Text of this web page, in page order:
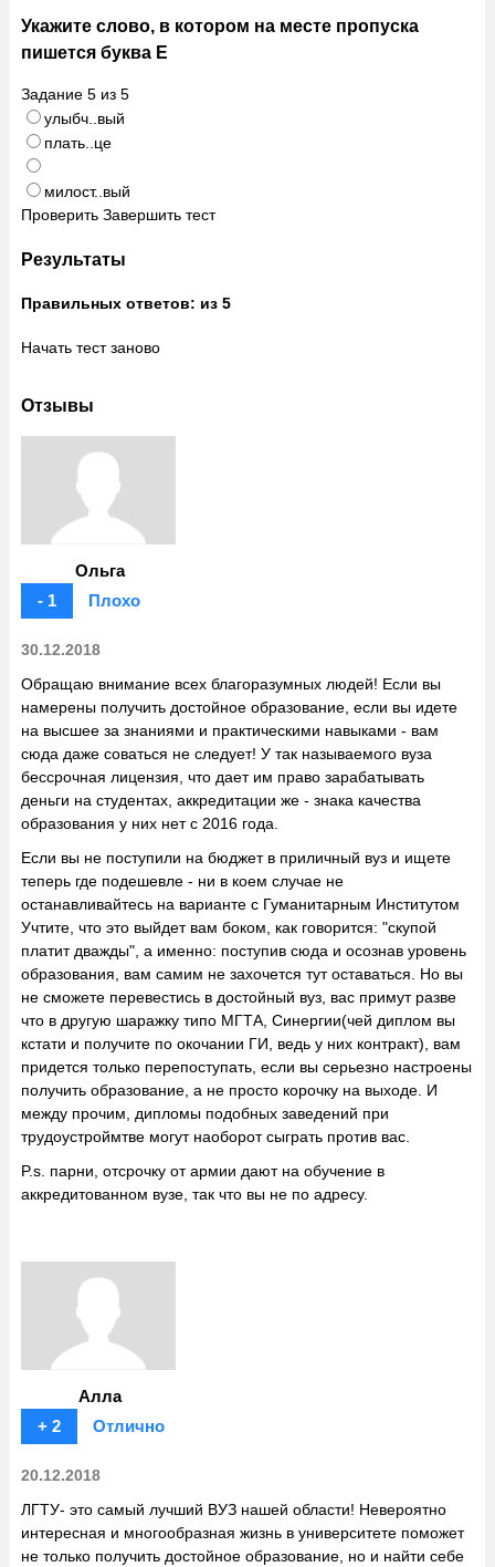
Укажите слово, в котором на месте пропуска
пишется буква Е
Задание 5из 5
улыбч..вый
плать..це
милост..вый
Проверить Завершить тест
Результаты
Правильных ответов: из 5
Начать тест заново
Отзывы
Ольга
- 1
Плохо
30.12.2018
Обращаю внимание всех благоразумных людей! Если вы
намерены получить достойное образование, если вы идете
на высшее за знаниями и практическими навыками - вам
сюда даже соваться не следует! У так называемого вуза
бессрочная лицензия, что дает им право зарабатывать
деньги на студентах, аккредитации же - знака качества
образования у них нет с 2016 года.
Если вы не поступили на бюджет в приличный вуз и ищете
теперь где подешевле - ни в коем случае не
останавливайтесь на варианте с Гуманитарным Институтом
Учтите, что это выйдет вам боком, как говорится: "скупой
платит дважды", а именно: поступив сюда и осознав уровень
образования, вам самим не захочется тут оставаться. Но вы
не сможете перевестись в достойный вуз, вас примут разве
что в другую шаражку типо МГТА, Синергии(чей диплом вы
кстати и получите по окочании ГИ, ведь у них контракт), вам
придется только перепоступать, если вы серьезно настроены
получить образование, а не просто корочку на выходе. И
между прочим, дипломы подобных заведений при
трудоустроймтве могут наоборот сыграть против вас.
P.s. парни, отсрочку от армии дают на обучение в
аккредитованном вузе, так что вы не по адресу.
Алла
+ 2
Отлично
20.12.2018
ЛГТУ- это самый лучший ВУЗ нашей области! Невероятно
интересная и многообразная жизнь в университете поможет
не только получить достойное образование, но и найти себе